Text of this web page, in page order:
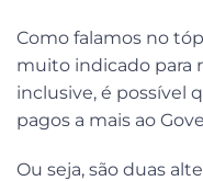
Como falamos no
muito indicado para
inclusive, é possível
pagos a mais ao
Ou seja, são duas